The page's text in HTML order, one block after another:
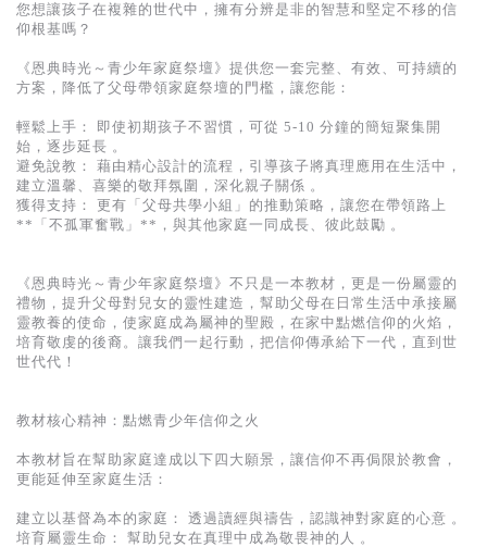
您想讓孩子在複雜的世代中，擁有分辨是非的智慧和堅定不移的信
仰根基嗎？
《恩典時光～青少年家庭祭壇》提供您一套完整、有效、可持續的
方案，降低了父母帶領家庭祭壇的門檻，讓您能：
輕鬆上手： 即使初期孩子不習慣，可從 5-10 分鐘的簡短聚集開
始，逐步延長 。
避免說教： 藉由精心設計的流程，引導孩子將真理應用在生活中，
建立溫馨、喜樂的敬拜氛圍，深化親子關係 。
獲得支持： 更有「父母共學小組」的推動策略，讓您在帶領路上
**「不孤軍奮戰」**，與其他家庭一同成長、彼此鼓勵 。
《恩典時光～青少年家庭祭壇》不只是一本教材，更是一份屬靈的
禮物，提升父母對兒女的靈性建造，幫助父母在日常生活中承接屬
靈教養的使命，使家庭成為屬神的聖殿，在家中點燃信仰的火焰，
培育敬虔的後裔。讓我們一起行動，把信仰傳承給下一代，直到世
世代代！
教材核心精神：點燃青少年信仰之火
本教材旨在幫助家庭達成以下四大願景，讓信仰不再侷限於教會，
更能延伸至家庭生活：
建立以基督為本的家庭： 透過讀經與禱告，認識神對家庭的心意 。
培育屬靈生命： 幫助兒女在真理中成為敬畏神的人 。